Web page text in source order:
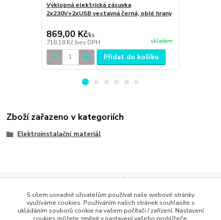
Výklopná elektrická zásuvka
2x230V+2xUSB vestavná černá, oblé hrany
869,00 Kč/ks
718,18 Kč bez DPH skladem
Přidat do košíku
Zboží zařazeno v kategoriích
Elektroinstalační materiál
Evidence Tržeb
Podle zákona o evidenci tržeb je prodávající povinen vystavit
kupujícímu účtenku. Zároveň je povinen zaevidovat přijatou tržbu u
správce daně online; v případě technického výpadku pak nejpozději do
S cílem usnadnit uživatelům používat naše webové stránky
využíváme cookies. Používáním našich stránek souhlasíte s
ukládáním souborů cookie na vašem počítači / zařízení. Nastavení